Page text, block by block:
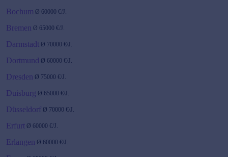
Bochum Ø 60000 €/J.
Bremen Ø 65000 €/J.
Darmstadt Ø 70000 €/J.
Dortmund Ø 60000 €/J.
Dresden Ø 75000 €/J.
Duisburg Ø 65000 €/J.
Düsseldorf Ø 70000 €/J.
Erfurt Ø 60000 €/J.
Erlangen Ø 60000 €/J.